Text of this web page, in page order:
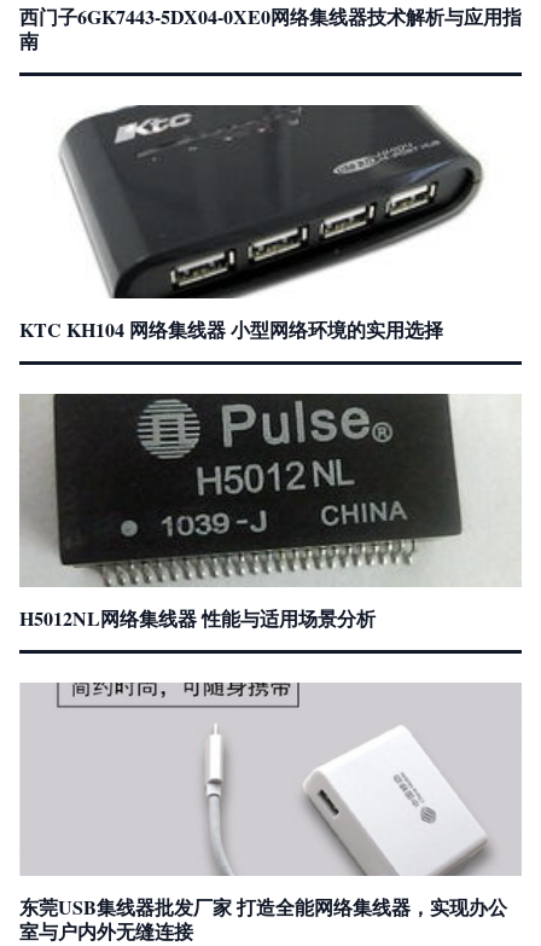
西门子6GK7443-5DX04-0XE0网络集线器技术解析与应用指
南
KTC KH104 网络集线器 小型网络环境的实用选择
H5012NL网络集线器 性能与适用场景分析
东莞USB集线器批发厂家 打造全能网络集线器，实现办公
室与户内外无缝连接